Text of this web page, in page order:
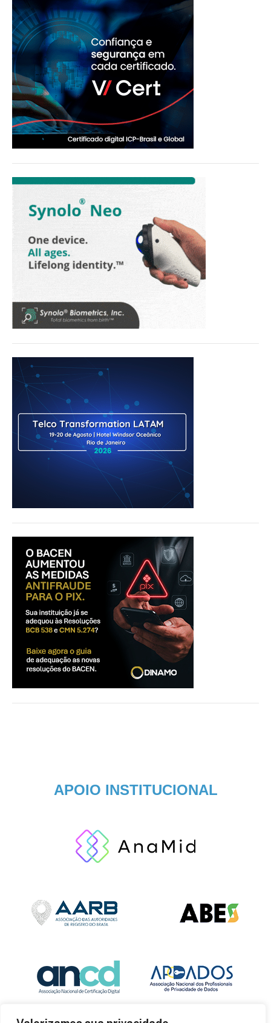
APOIO INSTITUCIONAL